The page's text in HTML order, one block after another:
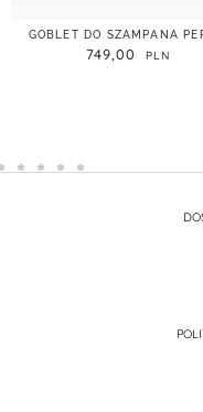
GOBLET DO SZAMPANA
749,00